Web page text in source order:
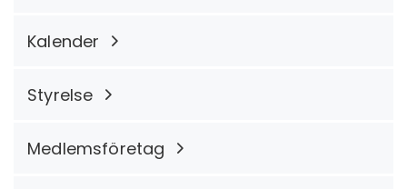
Kalender
Styrelse
Medlemsföretag